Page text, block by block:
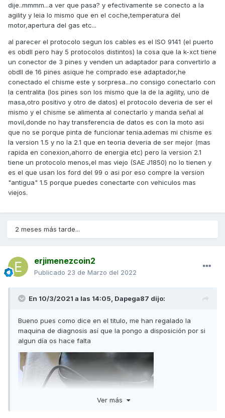
dije..mmmm...a ver que pasa? y efectivamente se conecto a la
agility y leia lo mismo que en el coche,temperatura del
motor,apertura del gas etc...
al parecer el protocolo segun los cables es el ISO 9141 (el puerto
es obdII pero hay 5 protocolos distintos) la cosa que la k-xct tiene
un conector de 3 pines y venden un adaptador para convertirlo a
obdII de 16 pines asique he comprado ese adaptador,he
conectado el chisme este y sorpresa...no consigo conectarlo con
la centralita (los pines son los mismo que la de la agility, uno de
masa,otro positivo y otro de datos) el protocolo deveria de ser el
mismo y el chisme se alimenta al conectarlo y manda señal al
movil,donde no hay transferencia de datos es con la moto asi
que no se porque pinta de funcionar tenia.ademas mi chisme es
la version 1.5 y no la 2.1 que en teoria deveria de ser mejor (mas
rapida en conexion,ahorro de energia etc) pero la version 2.1
tiene un protocolo menos,el mas viejo (SAE J1850) no lo tienen y
es el que usan los ford del 99 o asi por eso compre la version
"antigua" 1.5 porque puedes conectarte con vehiculos mas
viejos.
2 meses más tarde...
erjimenezcoin2
Publicado 23 de Marzo del 2022
En 10/3/2021 a las 14:05, Dapega87 dijo:
Bueno pues como dice en el titulo, me han regalado la
maquina de diagnosis así que la pongo a disposición por si
algun día os hace falta
Ver más